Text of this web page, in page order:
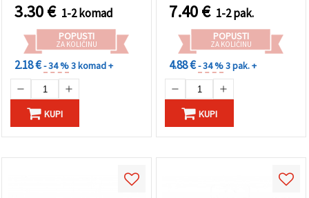
3.30€ 1-2 komad
POPUSTI
ZA KOLIČINU
2.18 €- 34 %3 komad +
KUPI
7.40€ 1-2 pak.
POPUSTI
ZA KOLIČINU
4.88 €- 34 %3 pak. +
KUPI